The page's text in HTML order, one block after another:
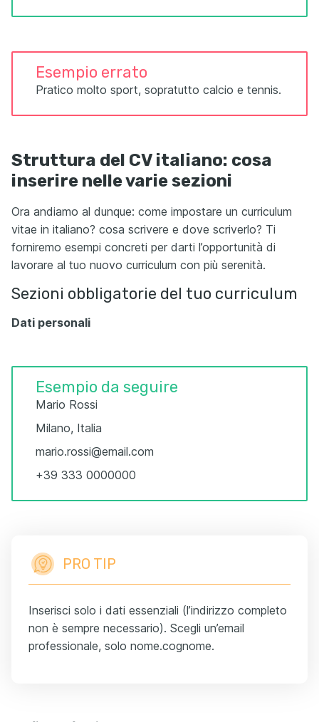
Esempio errato
Pratico molto sport, sopratutto calcio e tennis.
Struttura del CV italiano: cosa
inserire nelle varie sezioni
Ora andiamo al dunque: come impostare un curriculum
vitae in italiano? cosa scrivere e dove scriverlo? Ti
forniremo esempi concreti per darti l’opportunità di
lavorare al tuo nuovo curriculum con più serenità.
Sezioni obbligatorie del tuo curriculum
Dati personali
Esempio da seguire
Mario Rossi
Milano, Italia
mario.rossi@email.com
+39 333 0000000
PRO TIP
Inserisci solo i dati essenziali (l’indirizzo completo
non è sempre necessario). Scegli un’email
professionale, solo nome.cognome.